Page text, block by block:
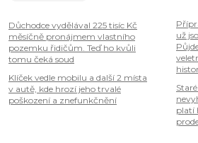
Důchodce vydělával 225 tisíc Kč
měsíčně pronájmem vlastního
pozemku řidičům. Teď ho kvůli
tomu čeká soud
Klíček vedle mobilu a další 2 místa
v autě, kde hrozí jeho trvalé
poškození a znefunkčnění
už
platí